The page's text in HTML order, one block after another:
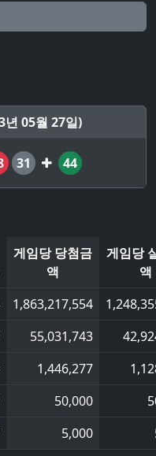
년 05월 27일)
31 44
게임당 당첨금
액
게임당
액
1,863,217,554
55,031,743
1,446,277
50,000
5,000